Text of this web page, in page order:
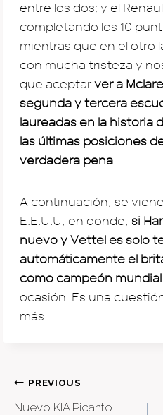
entre los dos; y el
completando los 10
mientras que en el otro
con mucha tristeza y
que aceptar ver a
segunda y tercera
laureadas en la historia
las últimas posiciones
verdadera pena
A continuación, se
E.E.U.U, en donde, si
nuevo y Vettel es solo
automáticamente el
como campeón mundial
ocasión. Es una
más.
Post
PREVIOUS
Nuevo KIA Picanto